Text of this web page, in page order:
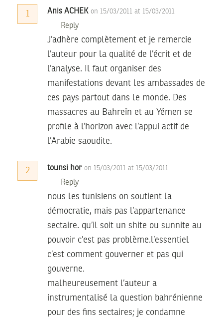
1 Anis ACHEK on 15/03/2011 at 15/03/2011
Reply
J’adhère complètement et je remercie
l’auteur pour la qualité de l’écrit et de
l’analyse. Il faut organiser des
manifestations devant les ambassades de
ces pays partout dans le monde. Des
massacres au Bahreïn et au Yémen se
profile à l’horizon avec l’appui actif de
l’Arabie saoudite.
2 tounsi hor on 15/03/2011 at 15/03/2011
Reply
nous les tunisiens on soutient la
démocratie, mais pas l’appartenance
sectaire. qu’il soit un shite ou sunnite au
pouvoir c’est pas problème.l’essentiel
c’est comment gouverner et pas qui
gouverne.
malheureusement l’auteur a
instrumentalisé la question bahrénienne
pour des fins sectaires; je condamne